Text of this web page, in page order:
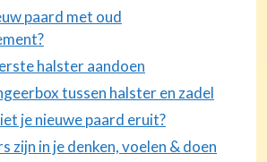
paard met oud
halster aandoen
tussen halster en zadel
je nieuwe paard eruit?
zijn in je denken, voelen & doen